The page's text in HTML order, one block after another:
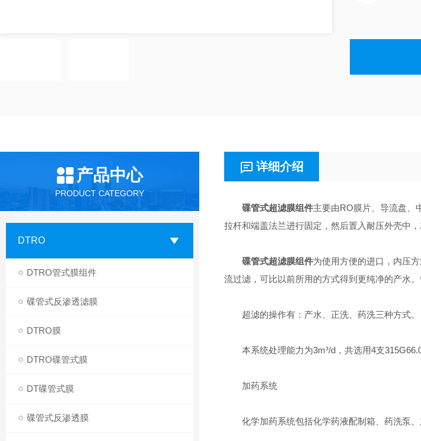
产品中心
PRODUCT CATEGORY
DTRO
DTRO管式膜组件
碟管式反渗透滤膜
DTRO膜
DTRO碟管式膜
DT碟管式膜
碟管式反渗透膜
详细介绍
碟管式超滤膜组件主要由RO膜片、导流盘、
拉杆和端盖法兰进行固定，然后置入耐压外壳中，
碟管式超滤膜组件为使用方便的进口，内压
流过滤，可比以前所用的方式得到更纯净的产水
超滤的操作有：产水、正洗、药洗三种方式。
本系统处理能力为3m³/d，共选用4支
加药系统
化学加药系统包括化学药液配制箱、药洗泵、